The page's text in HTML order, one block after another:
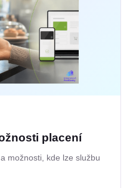
placení
možnosti, kde lze službu